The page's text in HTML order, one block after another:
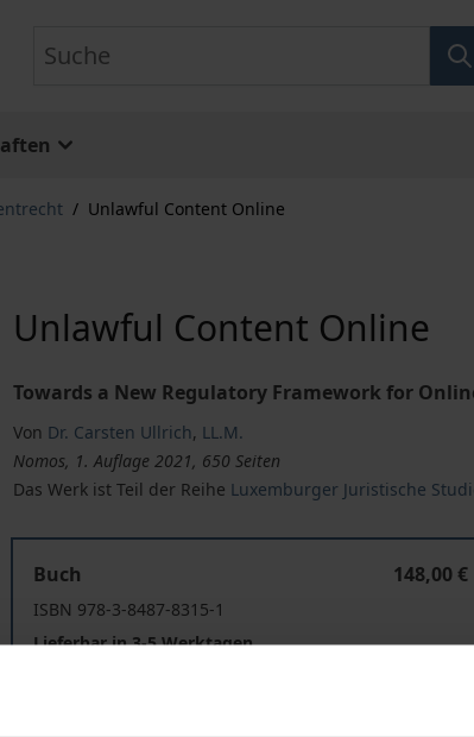
/ Unlawful Content Online
Unlawful Content Online
Towards a New Regulatory Framework for
Von Dr. Carsten Ullrich, LL.M.
Nomos, 1. Auflage 2021, 650 Seiten
Das Werk ist Teil der Reihe Luxemburger Juristische
Buch
148,00 €
ISBN 978-3-8487-8315-1
Lieferbar in 3-5 Werktagen
Preisangaben inkl. MwSt. Abhängig von der